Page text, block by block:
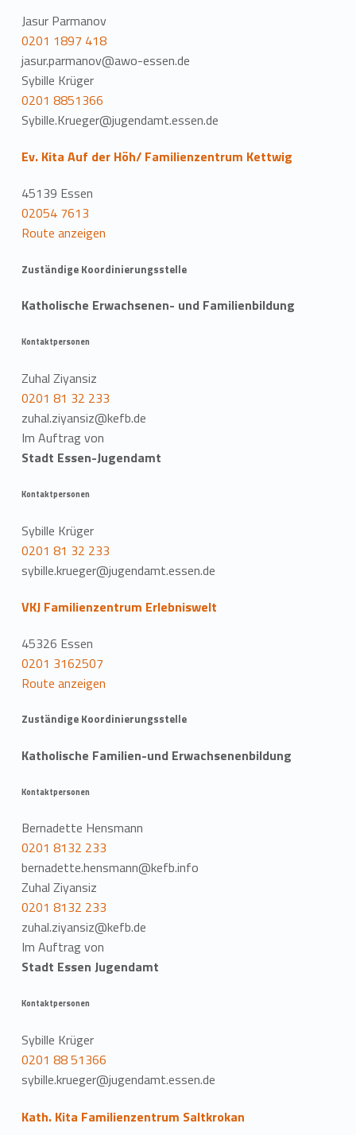
Jasur Parmanov
0201 1897 418
jasur.parmanov@awo-essen.de
Sybille Krüger
0201 8851366
Sybille.Krueger@jugendamt.essen.de
Ev. Kita Auf der Höh/ Familienzentrum Kettwig
45139 Essen
02054 7613
Route anzeigen
Zuständige Koordinierungsstelle
Katholische Erwachsenen- und Familienbildung
Kontaktpersonen
Zuhal Ziyansiz
0201 81 32 233
zuhal.ziyansiz@kefb.de
Im Auftrag von
Stadt Essen-Jugendamt
Kontaktpersonen
Sybille Krüger
0201 81 32 233
sybille.krueger@jugendamt.essen.de
VKJ Familienzentrum Erlebniswelt
45326 Essen
0201 3162507
Route anzeigen
Zuständige Koordinierungsstelle
Katholische Familien-und Erwachsenenbildung
Kontaktpersonen
Bernadette Hensmann
0201 8132 233
bernadette.hensmann@kefb.info
Zuhal Ziyansiz
0201 8132 233
zuhal.ziyansiz@kefb.de
Im Auftrag von
Stadt Essen Jugendamt
Kontaktpersonen
Sybille Krüger
0201 88 51366
sybille.krueger@jugendamt.essen.de
Kath. Kita Familienzentrum Saltkrokan